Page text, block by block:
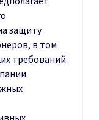
защиту
в том
требований